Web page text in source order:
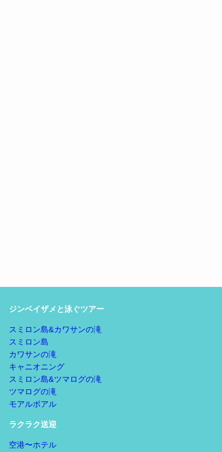
ジンベイザメと泳ぐツアー
スミロン島&カワサンの滝
スミロン島
カワサンの滝
キャニオニング
スミロン島&ツマログの滝
ツマログの滝
モアルボアル
ラクラク送迎
空港〜ホテル